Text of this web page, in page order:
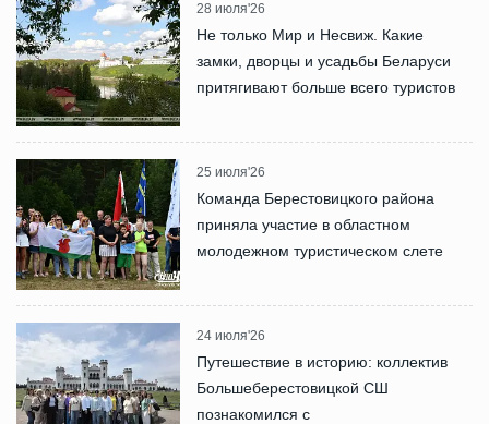
28 июля'26
Не только Мир и Несвиж. Какие
замки, дворцы и усадьбы Беларуси
притягивают больше всего туристов
25 июля'26
Команда Берестовицкого района
приняла участие в областном
молодежном туристическом слете
24 июля'26
Путешествие в историю: коллектив
Большеберестовицкой СШ
познакомился с